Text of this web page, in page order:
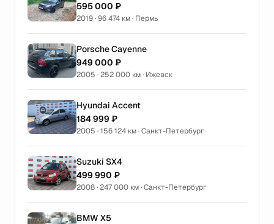
595 000 ₽
2019 · 96 474 км · Пермь
Porsche Cayenne
949 000 ₽
2005 · 252 000 км · Ижевск
Hyundai Accent
184 999 ₽
2005 · 156 124 км · Санкт-Петербург
Suzuki SX4
499 990 ₽
2008 · 247 000 км · Санкт-Петербург
BMW X5